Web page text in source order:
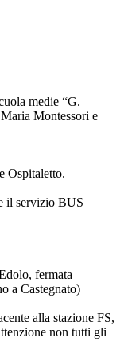
medie “G.
Montessori e
Ospitaletto.
il servizio BUS
fermata
a Castegnato)
alla stazione FS,
non tutti gli